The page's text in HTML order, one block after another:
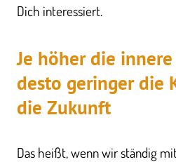
Dich interessiert.
Je höher die
desto geringer die
die Zukunft
Das heißt, wenn wir ständig